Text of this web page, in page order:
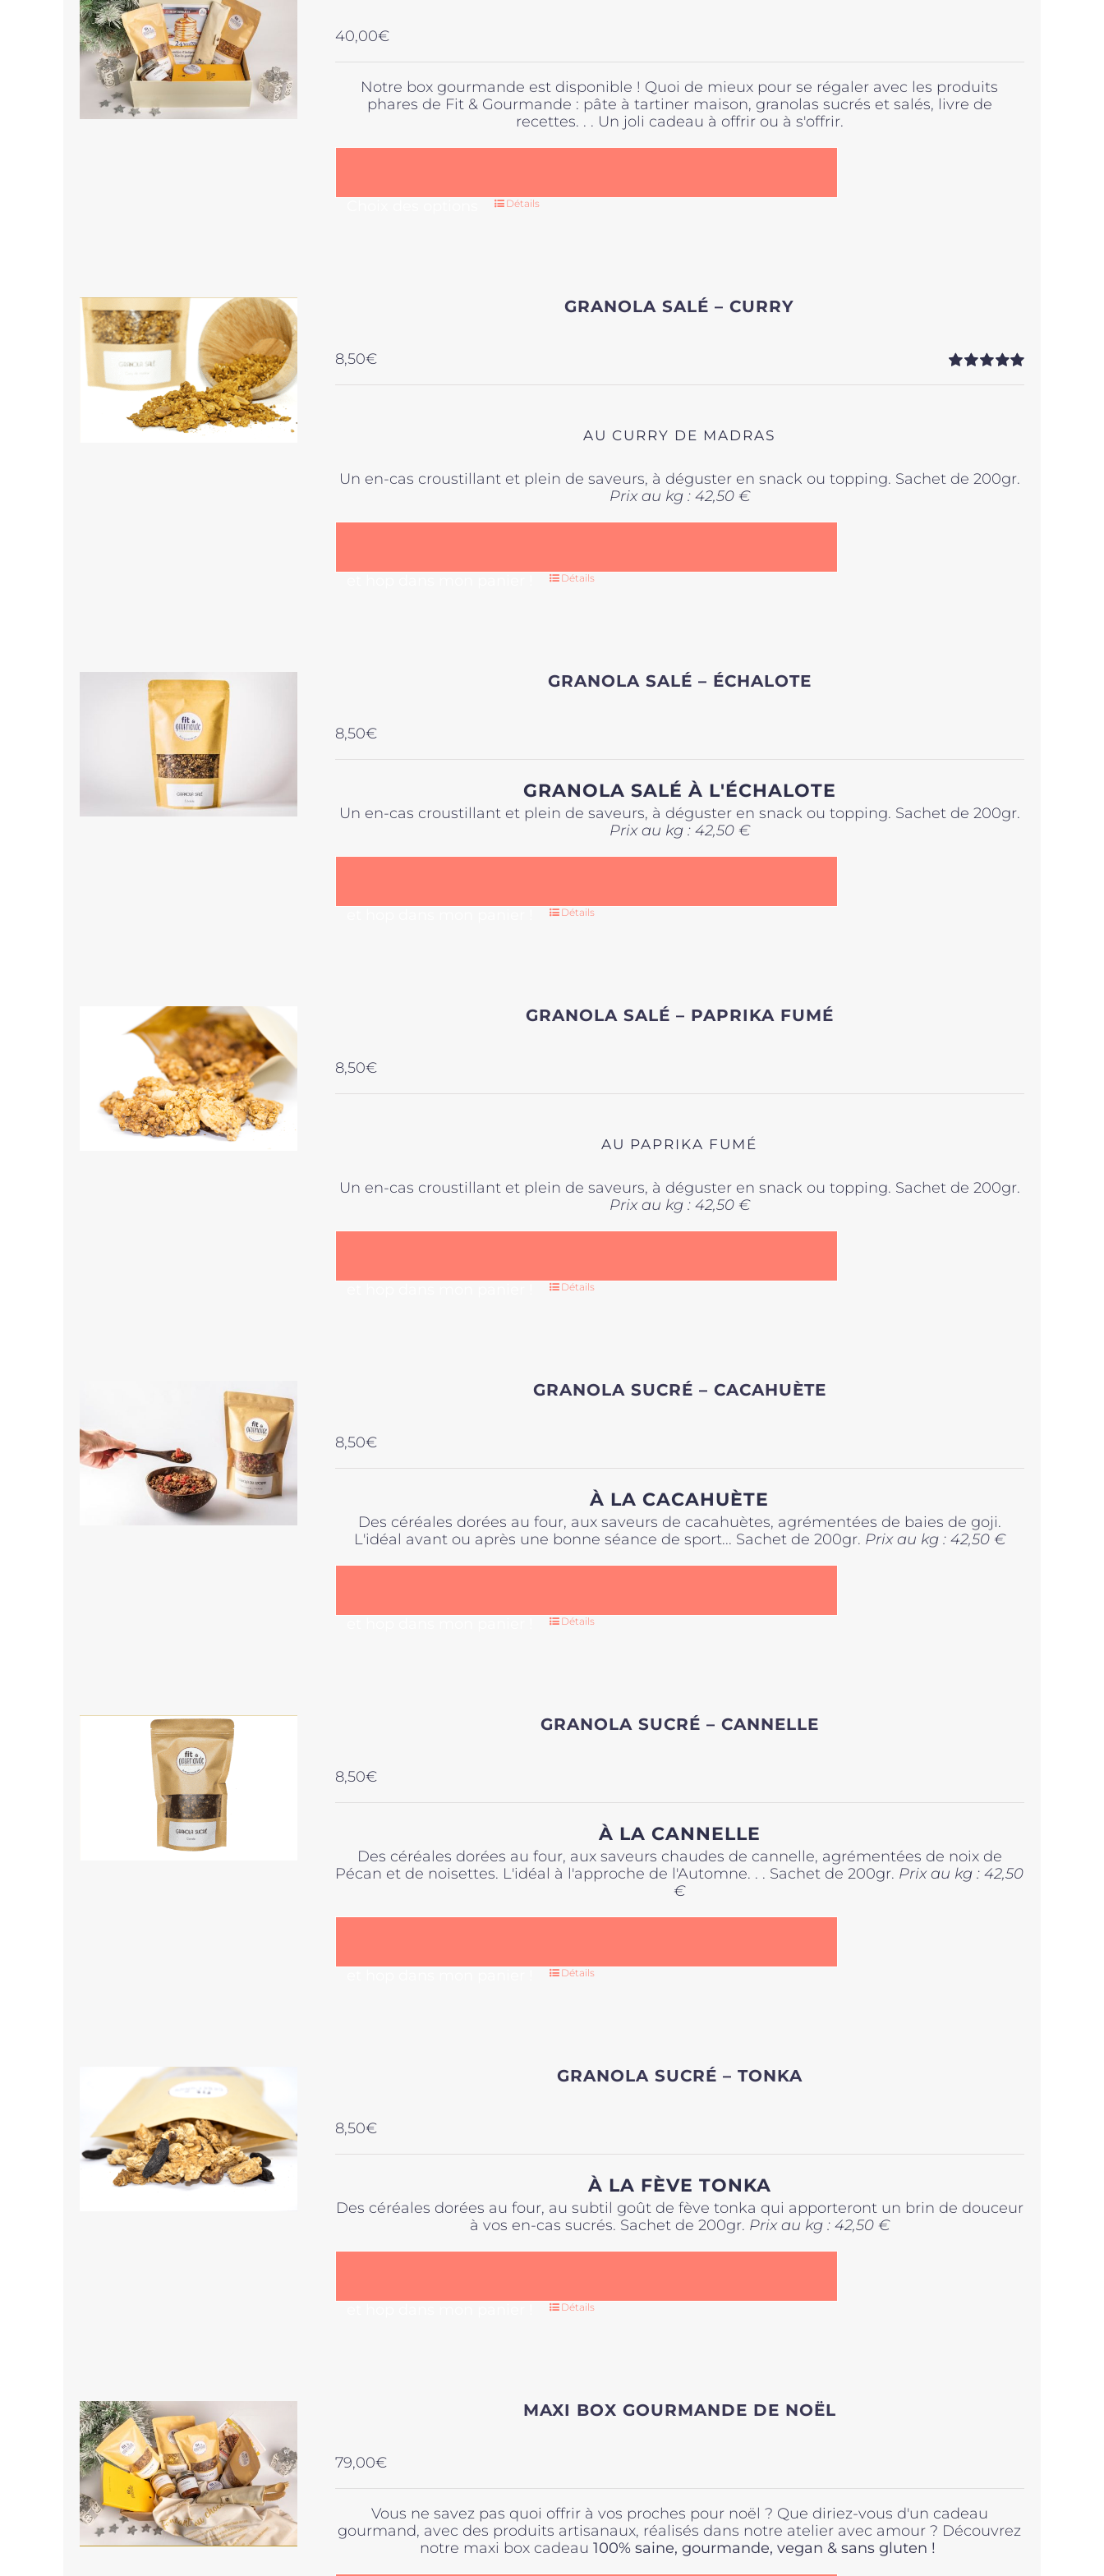
40,00€
Notre box gourmande est disponible ! Quoi de mieux pour se régaler avec les produits
phares de Fit & Gourmande : pâte à tartiner maison, granolas sucrés et salés, livre de
recettes. . . Un joli cadeau à offrir ou à s'offrir.
options
du
Détails
GRANOLA SALÉ – CURRY
Note5.00sur
8,50€
AU CURRY DE MADRAS
Un en-cas croustillant et plein de saveurs, à déguster en snack ou topping. Sachet de 200gr.
Prix au kg : 42,50 €
Détails
GRANOLA SALÉ – ÉCHALOTE
8,50€
GRANOLA SALÉ À L'ÉCHALOTE
Un en-cas croustillant et plein de saveurs, à déguster en snack ou topping. Sachet de 200gr.
Prix au kg : 42,50 €
Détails
GRANOLA SALÉ – PAPRIKA FUMÉ
8,50€
AU PAPRIKA FUMÉ
Un en-cas croustillant et plein de saveurs, à déguster en snack ou topping. Sachet de 200gr.
Prix au kg : 42,50 €
Détails
GRANOLA SUCRÉ – CACAHUÈTE
8,50€
À LA CACAHUÈTE
Des céréales dorées au four, aux saveurs de cacahuètes, agrémentées de baies de goji.
L'idéal avant ou après une bonne séance de sport... Sachet de 200gr. Prix au kg : 42,50 €
Détails
GRANOLA SUCRÉ – CANNELLE
8,50€
À LA CANNELLE
Des céréales dorées au four, aux saveurs chaudes de cannelle, agrémentées de noix de
Pécan et de noisettes. L'idéal à l'approche de l'Automne. . . Sachet de 200gr. Prix au kg : 42,50
€
Détails
GRANOLA SUCRÉ – TONKA
8,50€
À LA FÈVE TONKA
Des céréales dorées au four, au subtil goût de fève tonka qui apporteront un brin de douceur
à vos en-cas sucrés. Sachet de 200gr. Prix au kg : 42,50 €
Détails
MAXI BOX GOURMANDE DE NOËL
79,00€
Vous ne savez pas quoi offrir à vos proches pour noël ? Que diriez-vous d'un cadeau
gourmand, avec des produits artisanaux, réalisés dans notre atelier avec amour ? Découvrez
notre maxi box cadeau 100% saine, gourmande, vegan & sans gluten !